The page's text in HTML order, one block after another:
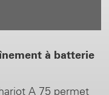
à batterie
A 75 permet